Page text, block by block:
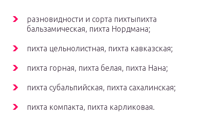
разновидности и сорта пихтыпихта
бальзамическая, пихта Нордмана;
пихта цельнолистная, пихта кавказская;
пихта горная, пихта белая, пихта Нана;
пихта субальпийская, пихта сахалинская;
пихта компакта, пихта карликовая.